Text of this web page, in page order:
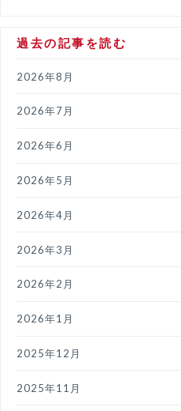
過去の記事を読む
2026年8月
2026年7月
2026年6月
2026年5月
2026年4月
2026年3月
2026年2月
2026年1月
2025年12月
2025年11月